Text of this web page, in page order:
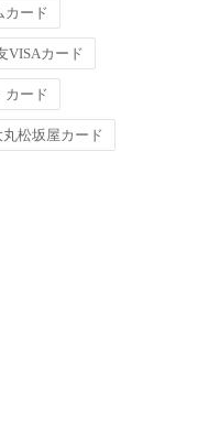
カード
VISAカード
カード
丸松坂屋カード